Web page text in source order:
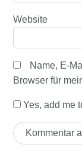
Website
Name, E-
Browser für
Yes, add me